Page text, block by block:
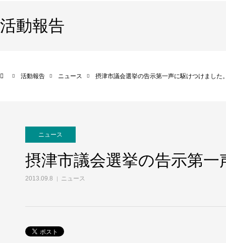
活動報告
活動報告 ニュース 摂津市議会選挙の告示第一声に駆けつけました
ニュース
摂津市議会選挙の告示第
2013.09.8 ニュース